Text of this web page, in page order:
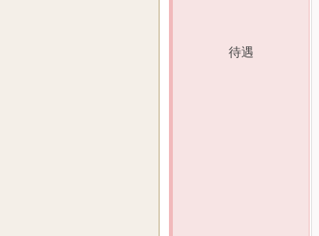
待遇